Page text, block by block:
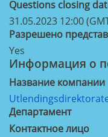
Questions closing
31.05.2023 12:00
Разрешено
Yes
Информация о
Название компании
Департамент
Контактное лицо